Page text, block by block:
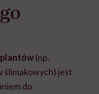
(np.
ślimakowych) jest
do